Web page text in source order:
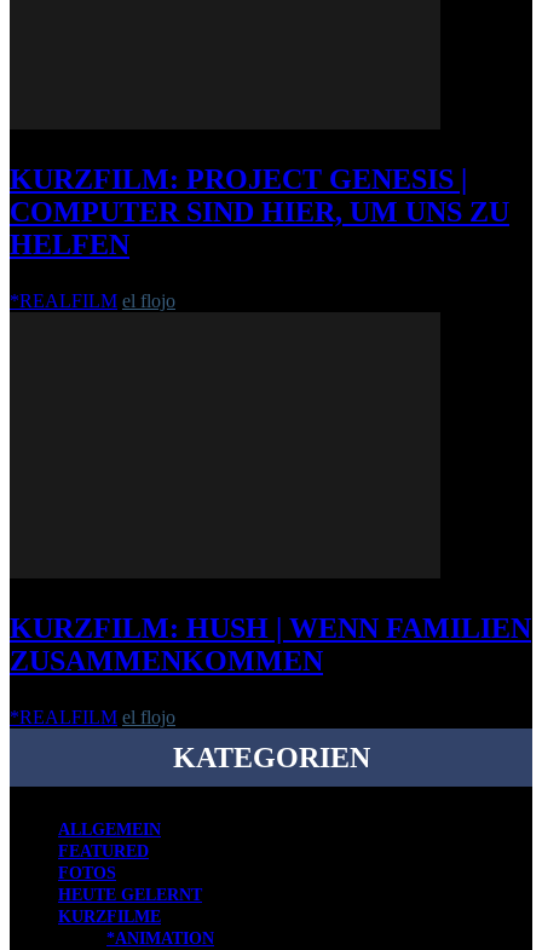
KURZFILM: PROJECT GENESIS |
COMPUTER SIND HIER, UM UNS ZU
HELFEN
*REALFILM el flojo
KURZFILM: HUSH | WENN FAMILIEN
ZUSAMMENKOMMEN
*REALFILM el flojo
KATEGORIEN
ALLGEMEIN
FEATURED
FOTOS
HEUTE GELERNT
KURZFILME
*ANIMATION